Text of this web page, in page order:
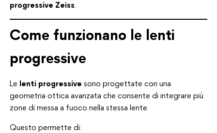
progressive Zeiss.
Come funzionano le lenti
progressive
Le lenti progressive sono progettate con una
geometria ottica avanzata che consente di integrare più
zone di messa a fuoco nella stessa lente.
Questo permette di: